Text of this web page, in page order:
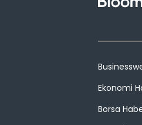
Ekonomi
Borsa